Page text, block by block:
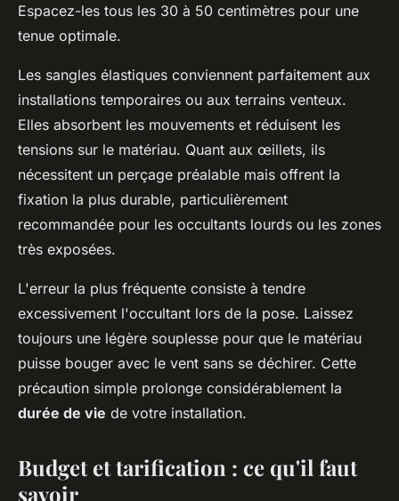
Espacez-les tous les 30 à 50 centimètres pour une
tenue optimale.
Les sangles élastiques conviennent parfaitement aux
installations temporaires ou aux terrains venteux.
Elles absorbent les mouvements et réduisent les
tensions sur le matériau. Quant aux œillets, ils
nécessitent un perçage préalable mais offrent la
fixation la plus durable, particulièrement
recommandée pour les occultants lourds ou les zones
très exposées.
L'erreur la plus fréquente consiste à tendre
excessivement l'occultant lors de la pose. Laissez
toujours une légère souplesse pour que le matériau
puisse bouger avec le vent sans se déchirer. Cette
précaution simple prolonge considérablement la
durée de vie de votre installation.
Budget et tarification : ce qu'il faut
savoir